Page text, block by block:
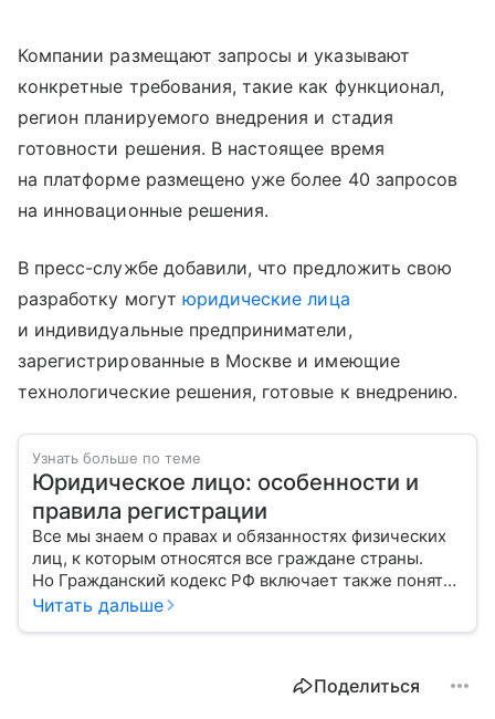
Компании размещают запросы и указывают
конкретные требования, такие как функционал,
регион планируемого внедрения и стадия
готовности решения. В настоящее время
на платформе размещено уже более 40 запросов
на инновационные решения.
В пресс-службе добавили, что предложить свою
разработку могут юридические лица
и индивидуальные предприниматели,
зарегистрированные в Москве и имеющие
технологические решения, готовые к внедрению.
Узнать больше по теме
Юридическое лицо: особенности и
правила регистрации
Все мы знаем о правах и обязанностях физических
лиц, к которым относятся все граждане страны.
Но Гражданский кодекс РФ включает также понятие
«юридическое лицо». Расскажем о регистрации
Читать дальше
Поделиться